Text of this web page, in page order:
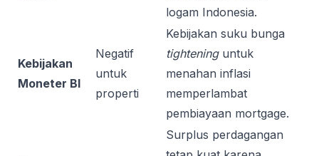
logam Indonesia.
Kebijakan
Moneter BI
Negatif
untuk
properti
Kebijakan suku bunga
tighteninguntuk
menahan inflasi
memperlambat
pembiayaan mortgage.
Surplus perdagangan